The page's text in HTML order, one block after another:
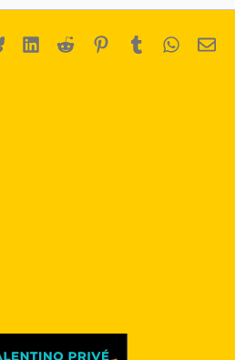
BlueskyLinkedIn
Reddit Pinterest
Tumblr